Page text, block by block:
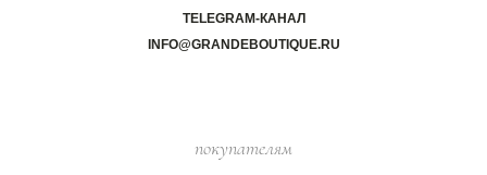
TELEGRAM-КАНАЛ
INFO@GRANDEBOUTIQUE.RU
покупателям